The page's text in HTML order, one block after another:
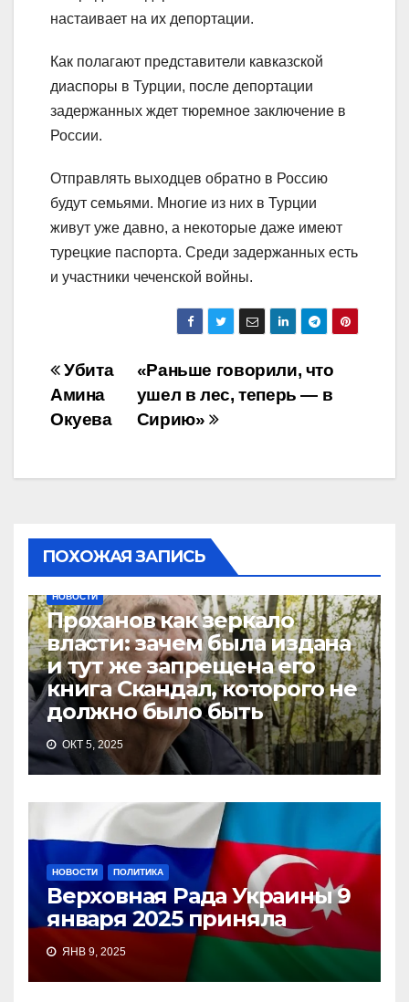
настаивает на их депортации.
Как полагают представители кавказской
диаспоры в Турции, после депортации
задержанных ждет тюремное заключение в
России.
Отправлять выходцев обратно в Россию
будут семьями. Многие из них в Турции
живут уже давно, а некоторые даже имеют
турецкие паспорта. Среди задержанных есть
и участники чеченской войны.
Навигация
по
записям
«Раньше говорили, что
ушел в лес, теперь — в
Сирию»
Убита
Амина
Окуева
ПОХОЖАЯ ЗАПИСЬ
НОВОСТИ
Проханов как зеркало
власти: зачем была издана
и тут же запрещена его
книга Скандал, которого не
должно было быть
ОКТ 5, 2025
НОВОСТИ ПОЛИТИКА
Верховная Рада Украины 9
января 2025 приняла
ЯНВ 9, 2025